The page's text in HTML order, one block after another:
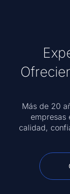
Más de 20
empresas
calidad,